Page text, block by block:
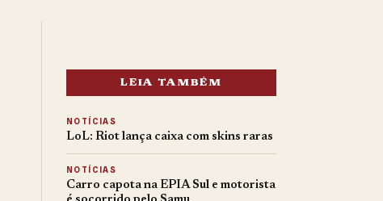
LEIA TAMBÉM
NOTÍCIAS
LoL: Riot lança caixa com skins raras
NOTÍCIAS
Carro capota na EPIA Sul e motorista